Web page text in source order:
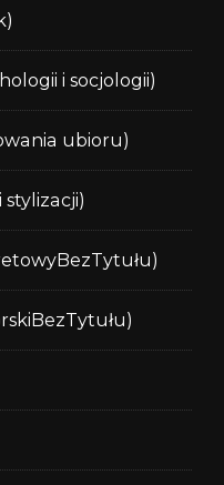
i socjologii)
ubioru)
stylizacji)